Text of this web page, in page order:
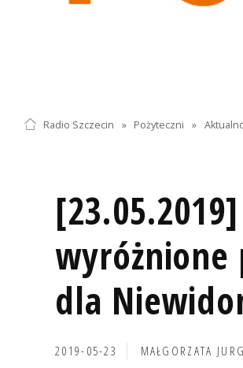
Radio Szczecin » Pożyteczni »
wyróżnione
dla
2019-05-23 MAŁGORZATA